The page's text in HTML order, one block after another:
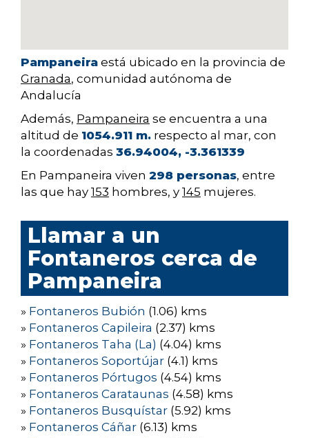
Pampaneira está ubicado en la provincia de
Granada, comunidad autónoma de
Andalucía
Además, Pampaneira se encuentra a una
altitud de 1054.911 m. respecto al mar, con
la coordenadas 36.94004, -3.361339
En Pampaneira viven 298 personas, entre
las que hay 153 hombres, y 145 mujeres.
Llamar a un
Fontaneros cerca de
Pampaneira
» Fontaneros Bubión (1.06) kms
» Fontaneros Capileira (2.37) kms
» Fontaneros Taha (La) (4.04) kms
» Fontaneros Soportújar (4.1) kms
» Fontaneros Pórtugos (4.54) kms
» Fontaneros Carataunas (4.58) kms
» Fontaneros Busquístar (5.92) kms
» Fontaneros Cáñar (6.13) kms